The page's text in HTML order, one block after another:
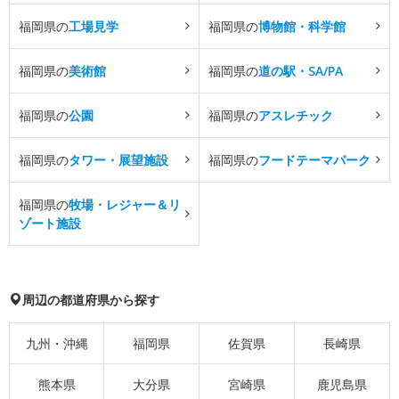
福岡県の工場見学 福岡県の博物館・科学館
福岡県の美術館 福岡県の道の駅・SA/PA
福岡県の公園 福岡県のアスレチック
福岡県のタワー・展望施設 福岡県のフードテーマパーク
福岡県の牧場・レジャー＆リ
ゾート施設
周辺の都道府県から探す
九州・沖縄 福岡県 佐賀県 長崎県
熊本県 大分県 宮崎県 鹿児島県